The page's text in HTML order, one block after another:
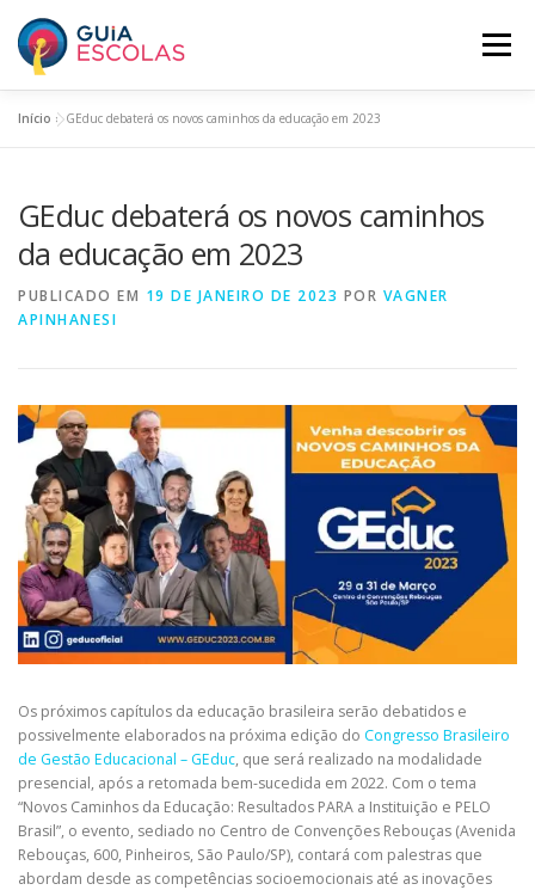
para
conteúdo
Menu
BUSCAR ESCOLAS PANORAMA EDUCACIONAL
O GUIA ESCOLAS
Início »GEduc debaterá os novos caminhos da educação em 2023
GEduc debaterá os novos caminhos
da educação em 2023
PUBLICADO EM 19 DE JANEIRO DE 2023 POR VAGNER
APINHANESI
Os próximos capítulos da educação brasileira serão debatidos e
possivelmente elaborados na próxima edição do Congresso Brasileiro
de Gestão Educacional – GEduc, que será realizado na modalidade
presencial, após a retomada bem-sucedida em 2022. Com o tema
“Novos Caminhos da Educação: Resultados PARA a Instituição e PELO
Brasil”, o evento, sediado no Centro de Convenções Rebouças (Avenida
Rebouças, 600, Pinheiros, São Paulo/SP), contará com palestras que
abordam desde as competências socioemocionais até as inovações